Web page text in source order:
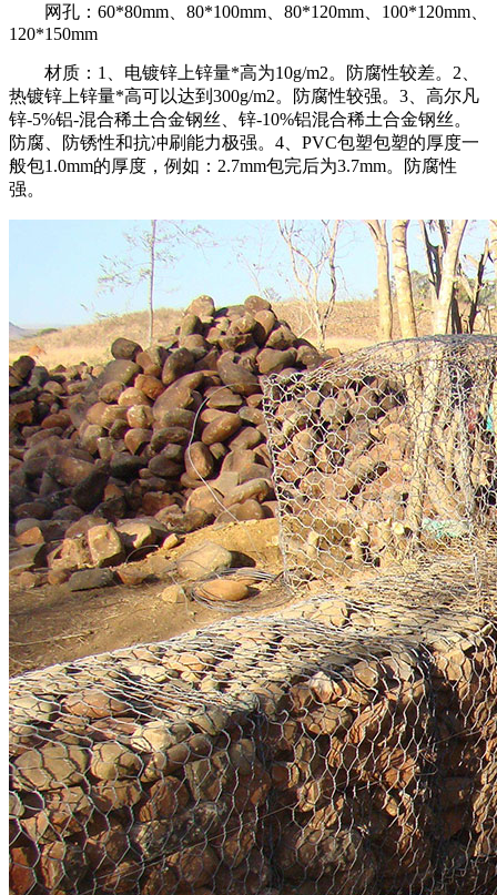
网孔：60*80mm、80*100mm、80*120mm、100*120mm、
120*150mm
材质：1、电镀锌上锌量*高为10g/m2。防腐性较差。2、
热镀锌上锌量*高可以达到300g/m2。防腐性较强。3、高尔凡
锌-5%铝-混合稀土合金钢丝、锌-10%铝混合稀土合金钢丝。
防腐、防锈性和抗冲刷能力极强。4、PVC包塑包塑的厚度一
般包1.0mm的厚度，例如：2.7mm包完后为3.7mm。防腐性
强。